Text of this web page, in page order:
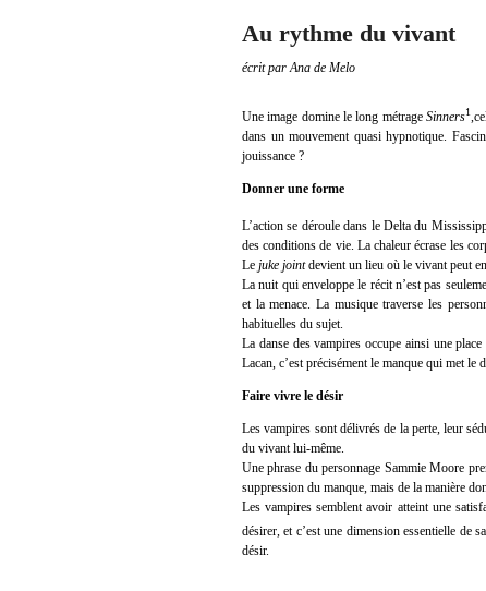
Au rythme du vivant
écrit par Ana de Melo
Une image domine le long métrage Sinners1
dans un mouvement quasi hypnotique.
jouissance ?
Donner une forme
L’action se déroule dans le Delta du
des conditions de vie. La chaleur écrase les
Le juke jointdevient un lieu où le vivant peut
La nuit qui enveloppe le récit n’est pas
et la menace. La musique traverse les
habituelles du sujet.
La danse des vampires occupe ainsi une
Lacan, c’est précisément le manque qui met
Faire vivre le désir
Les vampires sont délivrés de la perte, leur
du vivant lui-même.
Une phrase du personnage Sammie Moore
suppression du manque, mais de la manière
Les vampires semblent avoir atteint une
désirer, et c’est une dimension essentielle de
désir.